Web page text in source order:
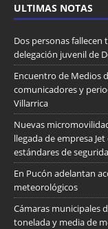
ULTIMAS NOTAS
Dos personas
delegación juvenil de
Encuentro de Medios
comunicadores y
Villarrica
Nuevas
llegada de empresa
estándares de
En Pucón adelantan
meteorológicos
Cámaras municipales
tonelada y media de